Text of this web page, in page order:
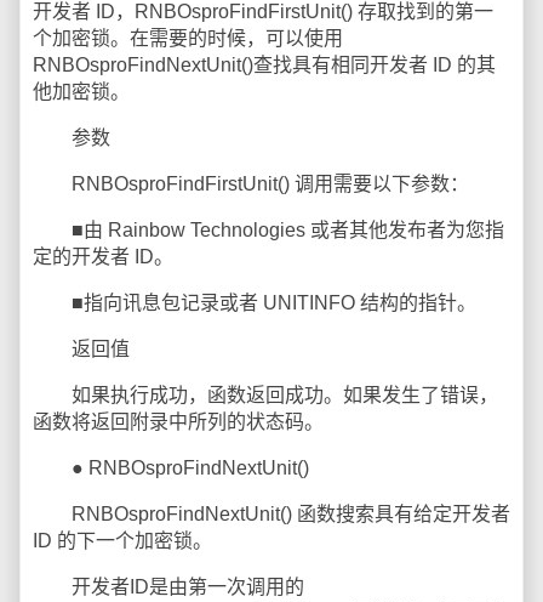
开发者 ID，RNBOsproFindFirstUnit() 存取找到的第一
个加密锁。在需要的时候，可以使用
RNBOsproFindNextUnit()查找具有相同开发者 ID 的其
他加密锁。
参数
RNBOsproFindFirstUnit() 调用需要以下参数：
■由 Rainbow Technologies 或者其他发布者为您指
定的开发者 ID。
■指向讯息包记录或者 UNITINFO 结构的指针。
返回值
如果执行成功，函数返回成功。如果发生了错误，
函数将返回附录中所列的状态码。
● RNBOsproFindNextUnit()
RNBOsproFindNextUnit() 函数搜索具有给定开发者
ID 的下一个加密锁。
开发者ID是由第一次调用的